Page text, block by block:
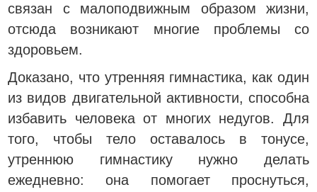
связан с малоподвижным образом жизни,
отсюда возникают многие проблемы со
здоровьем.
Доказано, что утренняя гимнастика, как один
из видов двигательной активности, способна
избавить человека от многих недугов. Для
того, чтобы тело оставалось в тонусе,
утреннюю гимнастику нужно делать
ежедневно: она помогает проснуться,